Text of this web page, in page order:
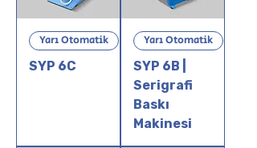
Yarı Otomatik
SYP 6C
Yarı Otomatik
SYP 6B |
Serigrafi
Baskı
Makinesi